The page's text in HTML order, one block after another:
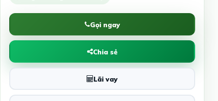
Gọi ngay
Chia sẻ
Lãi vay